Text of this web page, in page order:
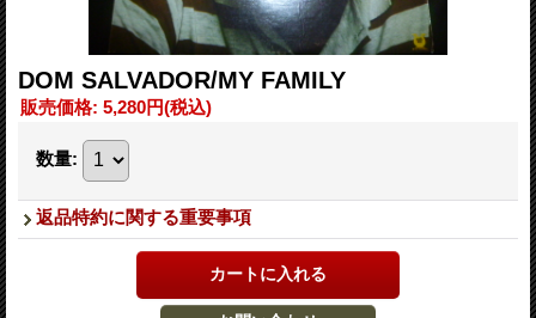
DOM SALVADOR/MY FAMILY
販売価格: 5,280円(税込)
数量:
返品特約に関する重要事項